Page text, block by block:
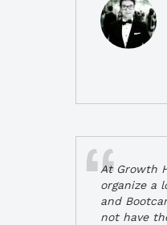
At Growth
organize a
and
not have